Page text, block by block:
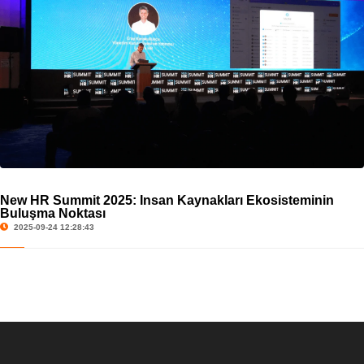
New HR Summit 2025: İnsan Kaynakları Ekosisteminin
Buluşma Noktası
2025-09-24 12:28:43